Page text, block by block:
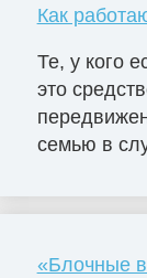
Как
Те, у кого
это
семью в
«Блочные